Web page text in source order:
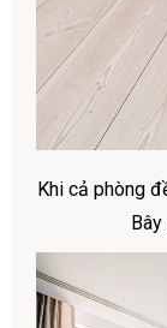
Khi cả phòng